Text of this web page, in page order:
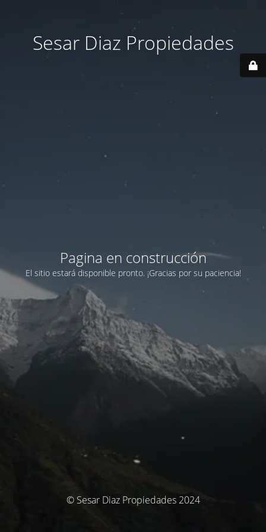
Sesar Diaz Propiedades
Pagina en construcción
El sitio estará disponible pronto. ¡Gracias por su paciencia!
© Sesar Diaz Propiedades 2024